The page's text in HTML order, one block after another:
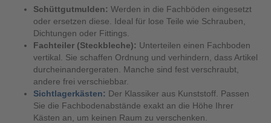
Schüttgutmulden: Werden in die Fachböden eingesetzt
oder ersetzen diese. Ideal für lose Teile wie Schrauben,
Dichtungen oder Fittings.
Fachteiler (Steckbleche): Unterteilen einen Fachboden
vertikal. Sie schaffen Ordnung und verhindern, dass Artikel
durcheinandergeraten. Manche sind fest verschraubt,
andere frei verschiebbar.
Sichtlagerkästen: Der Klassiker aus Kunststoff. Passen
Sie die Fachbodenabstände exakt an die Höhe Ihrer
Kästen an, um keinen Raum zu verschenken.